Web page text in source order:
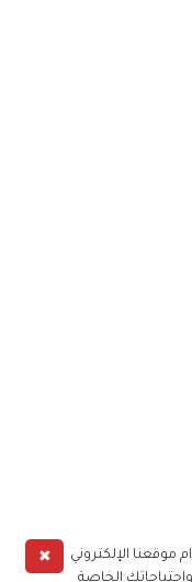
✖
الإلكتروني
الخاصة